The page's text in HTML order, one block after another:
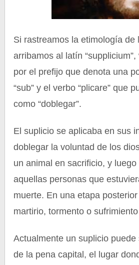
Si rastreamos la etimología de
arribamos al latín
por el prefijo que denota una
“sub” y el verbo “plicare” que
como “doblegar”.
El suplicio se aplicaba en sus
doblegar la voluntad de los
un animal en sacrificio, y
aquellas personas que
muerte. En una etapa
martirio, tormento o
Actualmente un suplicio puede
de la pena capital, el lugar